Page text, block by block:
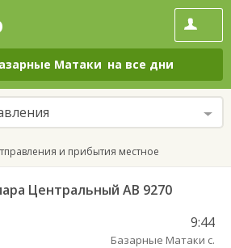
Матаки на все дни
и прибытия местное
Центральный АВ 9270
9:44
Базарные Матаки с.